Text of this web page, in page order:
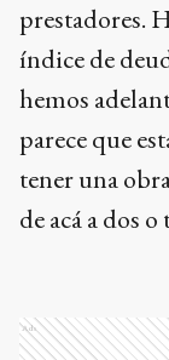
prestadores.
índice de
hemos
parece que
tener una
de acá a dos
Ads